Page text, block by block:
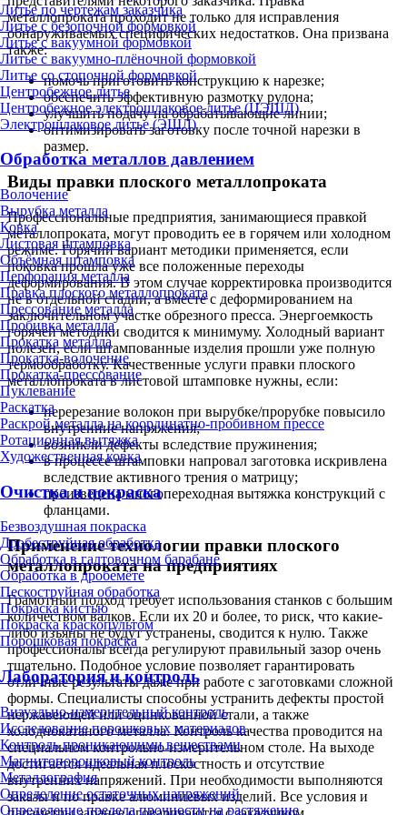
Литье по чертежам заказчика
Литье с безопочной формовкой
Литье с вакуумной формовкой
Литье с вакуумно-плёночной формовкой
Литье со стопочной формовкой
Центробежное литье
Центробежное электрошлаковое литье (ЦЭШЛ)
Электрошлаковое литье (ЭШЛ)
Обработка металлов давлением
Волочение
Вырубка металла
Ковка
Листовая штамповка
Объёмная штамповка
Перфорация металла
Правка плоского металлопроката
Прессование металла
Пробивка металла
Прокатка металла
Прокатка-волочение
Прокатка-прессование
Пуклевание
Раскатка
Раскрой металла на координатно-пробивном прессе
Ротационная вытяжка
Художественная ковка
Очистка и покраска
Безвоздушная покраска
Дробеструйная обработка
Обработка в галтовочном барабане
Обработка в дробемёте
Пескоструйная обработка
Покраска кистью
Покраска краскопультом
Порошковая покраска
Лаборатория и контроль
Визуально-измерительный контроль
Исследование порошковых материалов
Контроль проникающими веществами
Магнитопорошковый контроль
Металлография
Определение остаточных напряжений
Определение предела прочности на растяжение
металлопроката проходит не только для исправления
обнаруживаемых специфических недостатков. Она призвана
также:
помочь приготовить конструкцию к нарезке;
обеспечить эффективную размотку рулона;
улучшить подачу на обрабатывающие линии;
оптимизировать заготовку после точной нарезки в
размер.
Виды правки плоского металлопроката
Профессиональные предприятия, занимающиеся правкой
металлопроката, могут проводить ее в горячем или холодном
режиме. Горячий вариант методики применяется, если
поковка прошла уже все положенные переходы
деформирования. В этом случае корректировка производится
не в отдельной стадии, а вместе с деформированием на
заключительном участке обрезного пресса. Энергоемкость
горячей методики сводится к минимуму. Холодный вариант
полезен, если штампованные изделия прошли уже полную
термообработку. Качественные услуги правки плоского
металлопроката в листовой штамповке нужны, если:
перерезание волокон при вырубке/прорубке повысило
внутренние напряжения;
возникли дефекты вследствие пружинения;
в процессе штамповки напровал заготовка искривлена
вследствие активного трения о матрицу;
произведена многопереходная вытяжка конструкций с
фланцами.
Применение технологии правки плоского
металлопроката на предприятиях
Грамотный подход требует использования станков с большим
количеством валков. Если их 20 и более, то риск, что какие-
либо изъяны не будут устранены, сводится к нулю. Также
профессионалы всегда регулируют правильный зазор очень
тщательно. Подобное условие позволяет гарантировать
отличные результаты даже при работе с заготовками сложной
формы. Специалисты способны устранить дефекты простой
нержавеющей или оцинкованной стали, а также
холоднокатаного металла. Контроль качества проводится на
специальном контрольно-измерительном столе. На выходе
достигается идеальная плоскостность и отсутствие
внутренних напряжений. При необходимости выполняются
заказы и по правке алюминиевых изделий. Все условия и